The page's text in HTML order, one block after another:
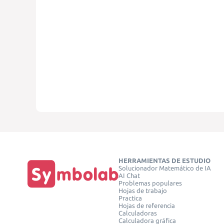
HERRAMIENTAS DE ESTUDIO
Solucionador Matemático de IA
AI Chat
Problemas populares
Hojas de trabajo
Practica
Hojas de referencia
Calculadoras
Calculadora gráfica